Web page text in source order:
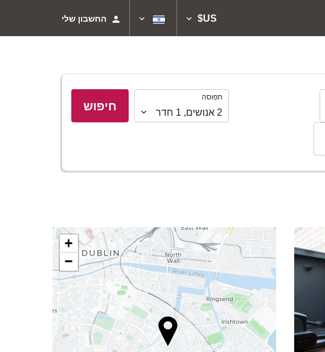
US$ החשבון שלי
תפוסה
תפוסה
2 אנושים,
1 חדר חיפוש
+
−